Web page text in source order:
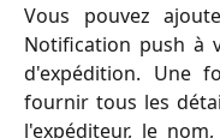
Vous pouvez
Notification push à
d'expédition. Une
fournir tous les
l'expéditeur, le